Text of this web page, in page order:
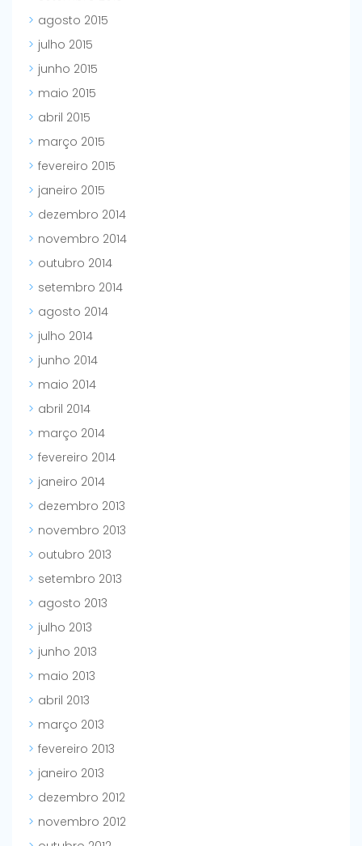
agosto 2015
julho 2015
junho 2015
maio 2015
abril 2015
março 2015
fevereiro 2015
janeiro 2015
dezembro 2014
novembro 2014
outubro 2014
setembro 2014
agosto 2014
julho 2014
junho 2014
maio 2014
abril 2014
março 2014
fevereiro 2014
janeiro 2014
dezembro 2013
novembro 2013
outubro 2013
setembro 2013
agosto 2013
julho 2013
junho 2013
maio 2013
abril 2013
março 2013
fevereiro 2013
janeiro 2013
dezembro 2012
novembro 2012